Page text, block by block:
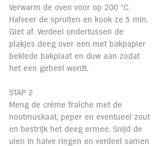
Verwarm de oven voor op 200 °C.
Halveer de spruiten en kook ze 5 min.
Giet af. Verdeel ondertussen de
plakjes deeg over een met bakpapier
beklede bakplaat en duw aan zodat
het een geheel wordt.
STAP 2
Meng de crème fraîche met de
nootmuskaat, peper en eventueel zout
en bestrijk het deeg ermee. Snijd de
uien in halve ringen en verdeel samen